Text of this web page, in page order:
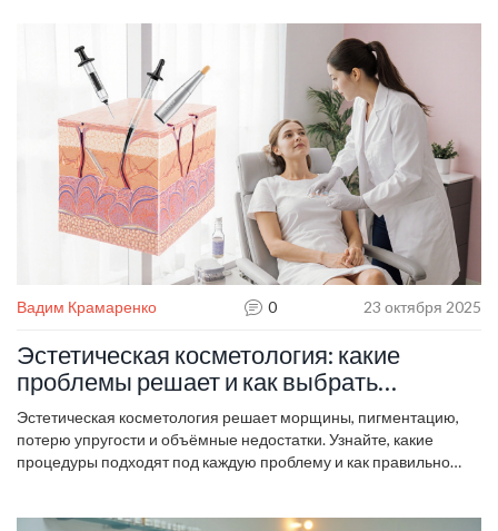
Вадим Крамаренко 0 23 октября 2025
Эстетическая косметология: какие
проблемы решает и как выбрать
процедуры
Эстетическая косметология решает морщины, пигментацию,
потерю упругости и объёмные недостатки. Узнайте, какие
процедуры подходят под каждую проблему и как правильно